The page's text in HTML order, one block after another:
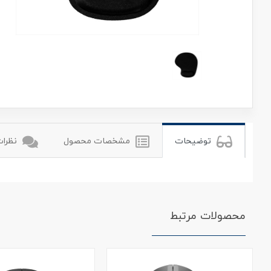
توضیحات مشخصات محصول
محصولات مرتبط